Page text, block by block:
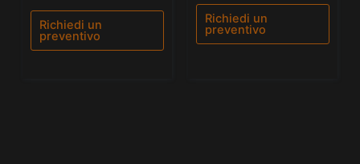
su
Richiedi un
preventivo
su
Richiedi un
preventivo